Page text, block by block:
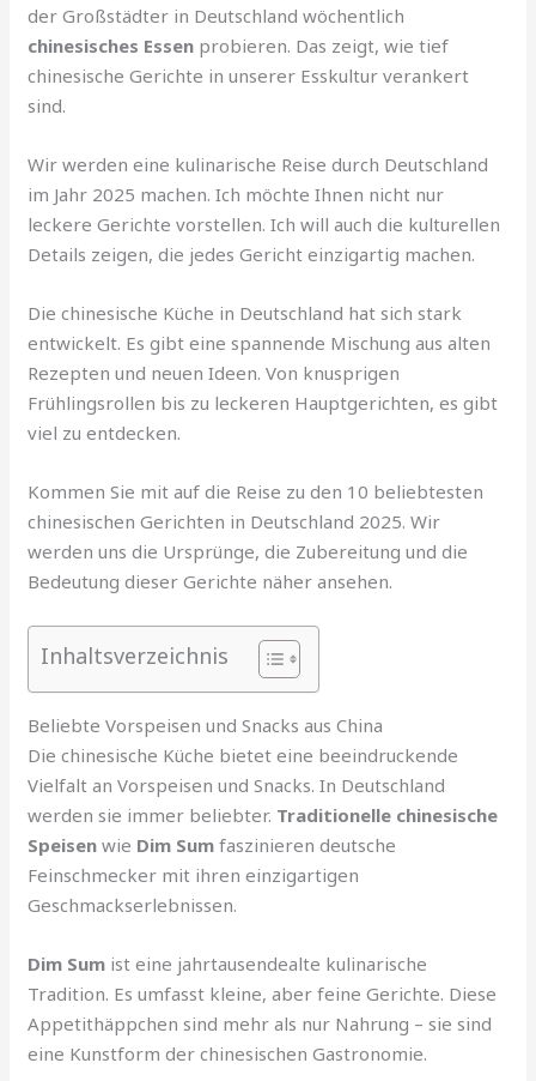
der Großstädter in Deutschland wöchentlich
chinesisches Essen probieren. Das zeigt, wie tief
chinesische Gerichte in unserer Esskultur verankert
sind.
Wir werden eine kulinarische Reise durch Deutschland
im Jahr 2025 machen. Ich möchte Ihnen nicht nur
leckere Gerichte vorstellen. Ich will auch die kulturellen
Details zeigen, die jedes Gericht einzigartig machen.
Die chinesische Küche in Deutschland hat sich stark
entwickelt. Es gibt eine spannende Mischung aus alten
Rezepten und neuen Ideen. Von knusprigen
Frühlingsrollen bis zu leckeren Hauptgerichten, es gibt
viel zu entdecken.
Kommen Sie mit auf die Reise zu den 10 beliebtesten
chinesischen Gerichten in Deutschland 2025. Wir
werden uns die Ursprünge, die Zubereitung und die
Bedeutung dieser Gerichte näher ansehen.
Inhaltsverzeichnis
Beliebte Vorspeisen und Snacks aus China
Die chinesische Küche bietet eine beeindruckende
Vielfalt an Vorspeisen und Snacks. In Deutschland
werden sie immer beliebter. Traditionelle chinesische
Speisen wie Dim Sum faszinieren deutsche
Feinschmecker mit ihren einzigartigen
Geschmackserlebnissen.
Dim Sum ist eine jahrtausendealte kulinarische
Tradition. Es umfasst kleine, aber feine Gerichte. Diese
Appetithäppchen sind mehr als nur Nahrung – sie sind
eine Kunstform der chinesischen Gastronomie.